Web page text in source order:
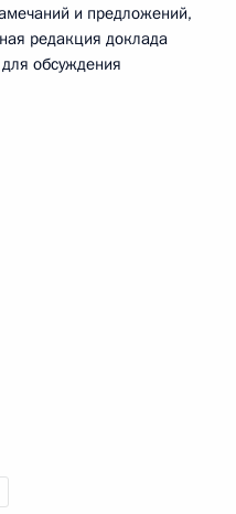
и предложений,
редакция доклада
обсуждения